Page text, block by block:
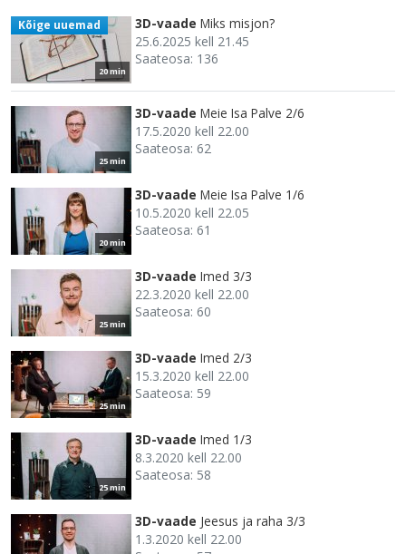
20 min
Kõige uuemad 3D-vaade Miks misjon?
25.6.2025 kell 21.45
Saateosa: 136
25 min
3D-vaade Meie Isa Palve 2/6
17.5.2020 kell 22.00
Saateosa: 62
20 min
3D-vaade Meie Isa Palve 1/6
10.5.2020 kell 22.05
Saateosa: 61
25 min
3D-vaade Imed 3/3
22.3.2020 kell 22.00
Saateosa: 60
25 min
3D-vaade Imed 2/3
15.3.2020 kell 22.00
Saateosa: 59
25 min
3D-vaade Imed 1/3
8.3.2020 kell 22.00
Saateosa: 58
3D-vaade Jeesus ja raha 3/3
1.3.2020 kell 22.00